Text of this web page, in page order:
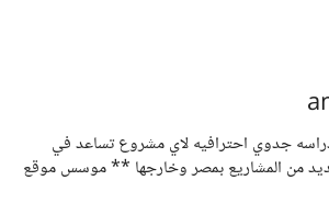
جدوي احترافيه لاي مشروع تساعد في
من المشاريع بمصر وخارجها ** موسس موقع